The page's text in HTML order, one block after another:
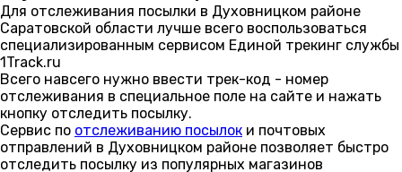
Для отслеживания посылки в Духовницком районе
Саратовской области лучше всего воспользоваться
специализированным сервисом Единой трекинг службы
1Track.ru
Всего навсего нужно ввести трек-код - номер
отслеживания в специальное поле на сайте и нажать
кнопку отследить посылку.
Сервис по отслеживанию посылок и почтовых
отправлений в Духовницком районе позволяет быстро
отследить посылку из популярных магазинов